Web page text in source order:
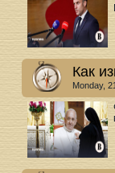
Как
Monday,